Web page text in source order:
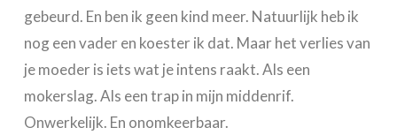
gebeurd. En ben ik geen kind meer. Natuurlijk heb ik
nog een vader en koester ik dat. Maar het verlies van
je moeder is iets wat je intens raakt. Als een
mokerslag. Als een trap in mijn middenrif.
Onwerkelijk. En onomkeerbaar.